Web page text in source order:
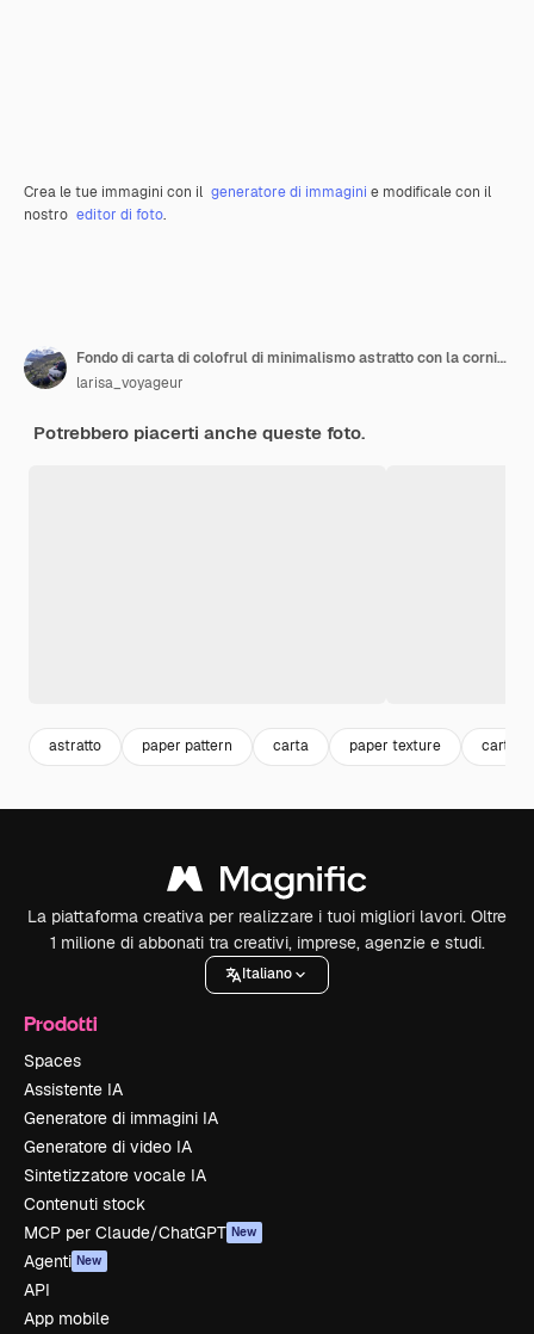
Crea le tue immagini con il generatore di immagini e modificale con il
nostro editor di foto.
Fondo di carta di colofrul di minimalismo astratto con la cornice vuota.
larisa_voyageur
Potrebbero piacerti anche queste foto.
astratto paper pattern carta paper texture carta
La piattaforma creativa per realizzare i tuoi migliori lavori. Oltre
1 milione di abbonati tra creativi, imprese, agenzie e studi.
Italiano
Prodotti
Spaces
Assistente IA
Generatore di immagini IA
Generatore di video IA
Sintetizzatore vocale IA
Contenuti stock
MCP per Claude/ChatGPT New
Agenti New
API
App mobile